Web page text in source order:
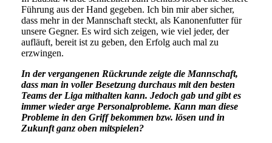
Führung aus der Hand gegeben. Ich bin mir aber sicher,
dass mehr in der Mannschaft steckt, als Kanonenfutter für
unsere Gegner. Es wird sich zeigen, wie viel jeder, der
aufläuft, bereit ist zu geben, den Erfolg auch mal zu
erzwingen.
In der vergangenen Rückrunde zeigte die Mannschaft,
dass man in voller Besetzung durchaus mit den besten
Teams der Liga mithalten kann. Jedoch gab und gibt es
immer wieder arge Personalprobleme. Kann man diese
Probleme in den Griff bekommen bzw. lösen und in
Zukunft ganz oben mitspielen?